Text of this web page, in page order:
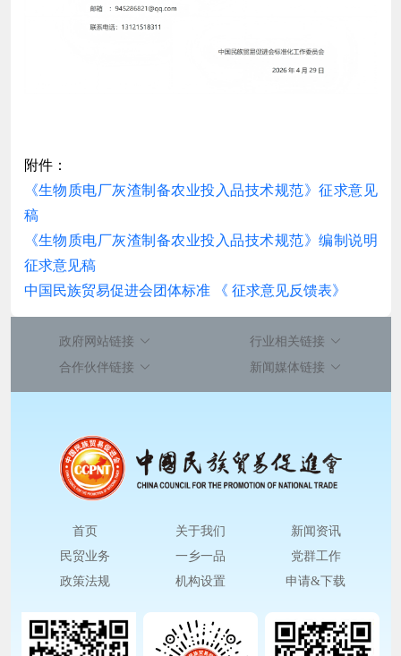
附件：
《生物质电厂灰渣制备农业投入品技术规范》征求意见
稿
《生物质电厂灰渣制备农业投入品技术规范》编制说明
征求意见稿
中国民族贸易促进会团体标准 《 征求意见反馈表》
政府网站链接
行业相关链接
合作伙伴链接
新闻媒体链接
首页 关于我们
新闻资讯
民贸业务
一乡一品
党群工作
政策法规
机构设置 申请&下载